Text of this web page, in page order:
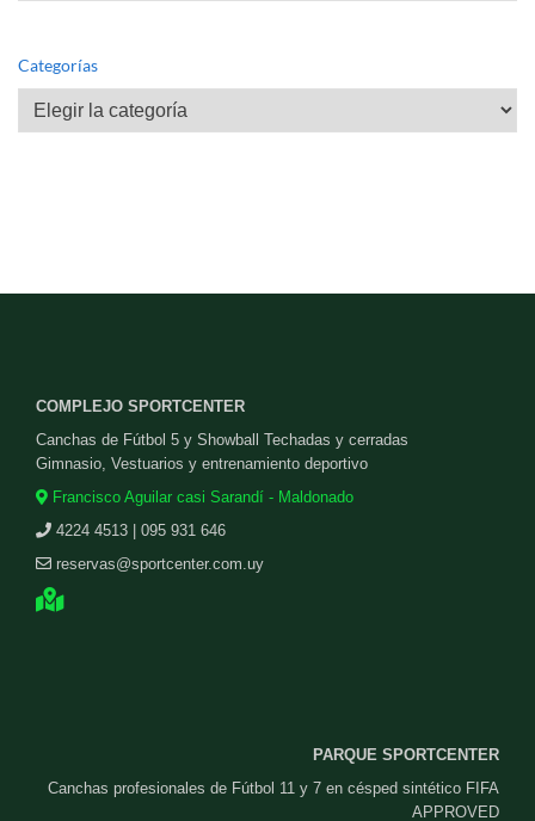
Categorías
Categorías
COMPLEJO SPORTCENTER
Canchas de Fútbol 5 y Showball Techadas y cerradas
Gimnasio, Vestuarios y entrenamiento deportivo
Francisco Aguilar casi Sarandí - Maldonado
4224 4513 | 095 931 646
reservas@sportcenter.com.uy
PARQUE SPORTCENTER
Canchas profesionales de Fútbol 11 y 7 en césped sintético FIFA
APPROVED